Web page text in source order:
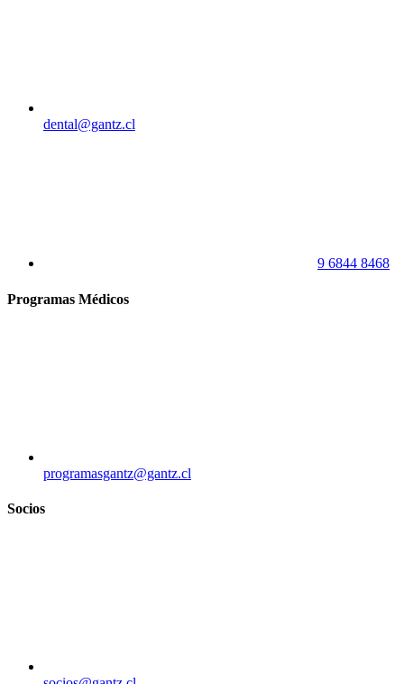
dental@gantz.cl
9 6844 8468
Programas Médicos
programasgantz@gantz.cl
Socios